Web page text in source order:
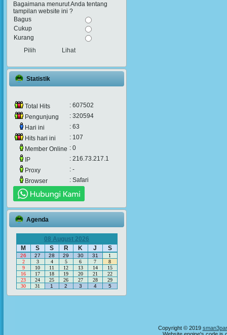
Bagaimana menurut Anda tentang
tampilan website ini ?
Bagus
Cukup
Kurang
Lihat
Statistik
Total Hits
: 607502
Pengunjung
: 320594
Hari ini
: 63
Hits hari ini
: 107
Member Online : 0
IP
: 216.73.217.1
Proxy
: -
Browser
: Safari
Agenda
08 August 2026
M
S S R K J S
26 27 28 29 30 31
1
2
3 4 5 6 7
8
9
10 11 12 13 14
15
16
17 18 19 20 21
22
23
24 25 26 27 28
29
30
31 1 2 3 4 5
Copyright © 2019